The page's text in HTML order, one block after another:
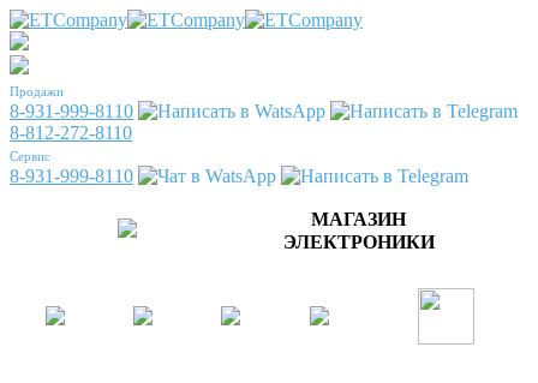
Продажи
8-931-999-8110
8-812-272-8110
Сервис
8-931-999-8110
МАГАЗИН
ЭЛЕКТРОНИКИ